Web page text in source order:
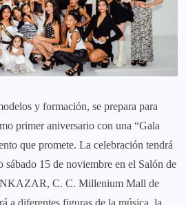
y formación, se prepara para
primer aniversario con una “Gala
que promete. La celebración tendrá
sábado 15 de noviembre en el Salón de
C. C. Millenium Mall de
a diferentes figuras de la música, la